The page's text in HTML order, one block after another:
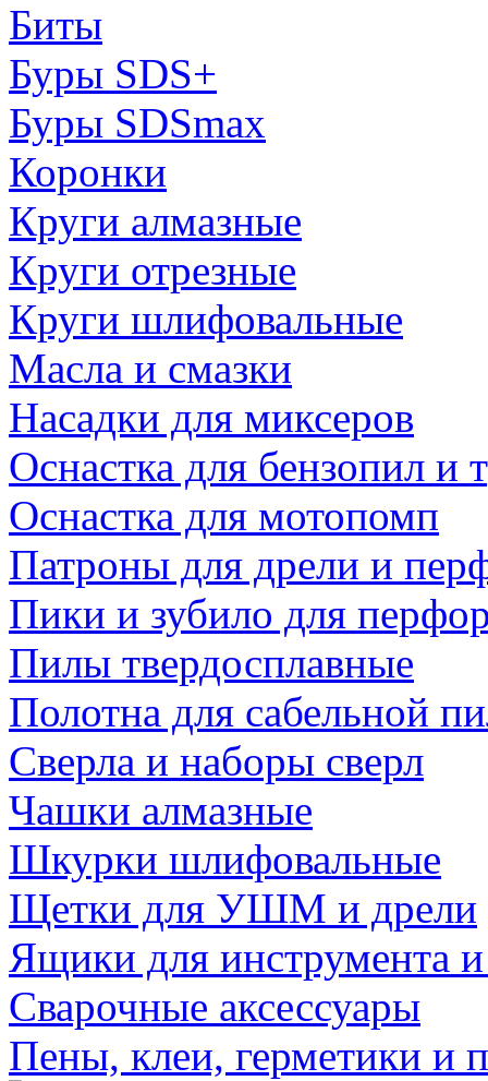
Биты
Буры SDS+
Буры SDSmax
Коронки
Круги алмазные
Круги отрезные
Круги шлифовальные
Масла и смазки
Насадки для миксеров
Оснастка для бензопил и
Оснастка для мотопомп
Патроны для дрели и
Пики и зубило для
Пилы твердосплавные
Полотна для сабельной
Сверла и наборы сверл
Чашки алмазные
Шкурки шлифовальные
Щетки для УШМ и дрели
Ящики для инструмента
Сварочные аксессуары
Пены, клеи, герметики и